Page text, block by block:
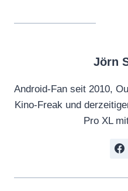
Jörn
Android-Fan seit 2010,
Kino-Freak und
Pro XL